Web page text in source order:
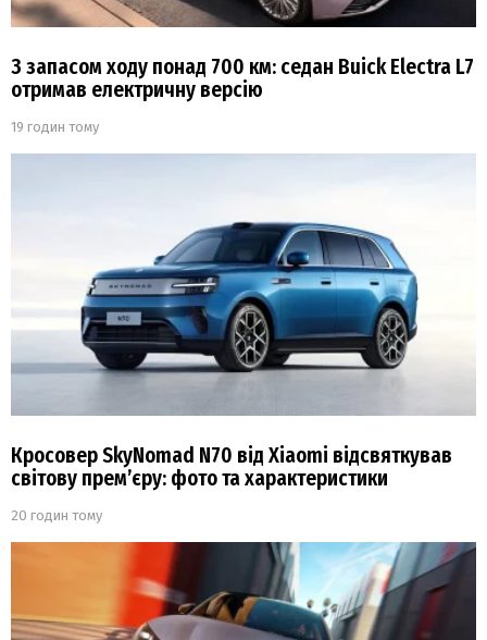
З запасом ходу понад 700 км: седан Buick Electra L7
отримав електричну версію
19 годин тому
Кросовер SkyNomad N70 від Xiaomi відсвяткував
світову прем’єру: фото та характеристики
20 годин тому